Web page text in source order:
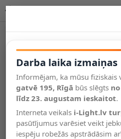
Salīdzināt
Vēlmju
saraksts
Valodas
Darba laika izmaiņas
Informējam, ka mūsu fiziskais
gatvē 195, Rīgā būs slēgts
līdz 23. augustam ieskaitot.
Interneta veikals i-Light.lv
pasūtījumus varēsiet veikt
iespēju robežās apstrādāsim